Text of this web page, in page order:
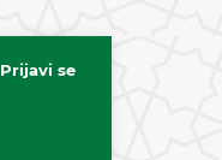
Prijavi se